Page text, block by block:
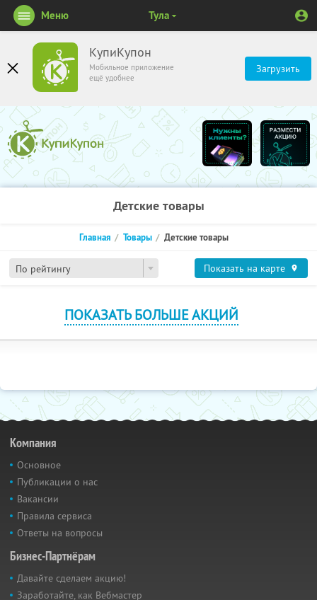
КупиКупон
Мобильное приложение
ещё удобнее
Загрузить
Меню Тула
Детские товары
По рейтингу
Главная Товары Детские товары
Показать на карте
ПОКАЗАТЬ БОЛЬШЕ АКЦИЙ
Компания
Основное
Публикации о нас
Вакансии
Правила сервиса
Ответы на вопросы
Бизнес-Партнёрам
Давайте сделаем акцию!
Заработайте, как Вебмастер